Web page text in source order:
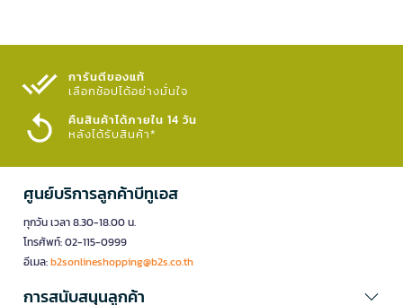
การันตีของแท้
เลือกช้อปได้อย่างมั่นใจ​
คืนสินค้าได้ภายใน 14 วัน
หลังได้รับสินค้า*
ศูนย์บริการลูกค้าบีทูเอส
ทุกวัน เวลา 8.30-18.00 น.
โทรศัพท์: 02-115-0999
อีเมล:b2sonlineshopping@b2s.co.th
การสนับสนุนลูกค้า